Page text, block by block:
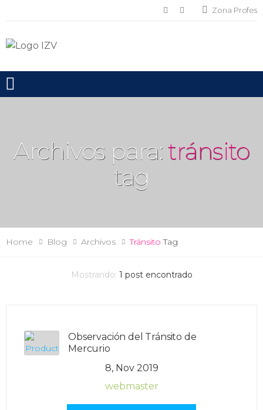
Zona Profes
Toggle mobile menu
Archivos para:tránsito
tag
Home Blog Archivos Tránsito Tag
Mostrando: 1 post encontrado
Observación del Tránsito de
Mercurio
8, Nov 2019
webmaster